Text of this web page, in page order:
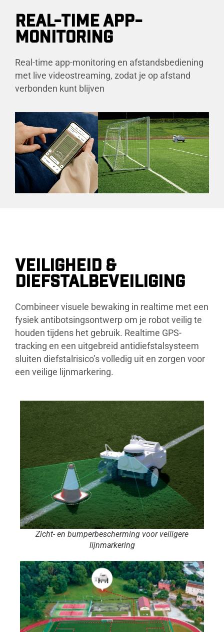
REAL-TIME APP-
MONITORING
Real-time app-monitoring en afstandsbediening
met live videostreaming, zodat je op afstand
verbonden kunt blijven
VEILIGHEID &
DIEFSTALBEVEILIGING
Combineer visuele bewaking in realtime met een
fysiek antibotsingsontwerp om je robot veilig te
houden tijdens het gebruik. Realtime GPS-
tracking en een uitgebreid antidiefstalsysteem
sluiten diefstalrisico’s volledig uit en zorgen voor
een veilige lijnmarkering.
Zicht- en bumperbescherming voor veiligere
lijnmarkering